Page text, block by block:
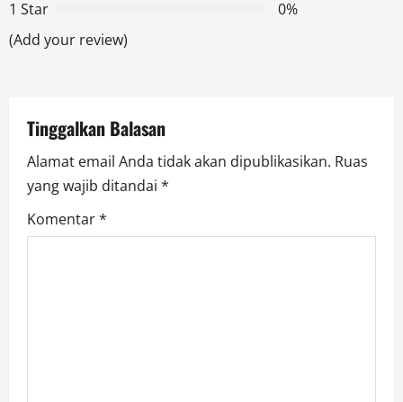
t
o
n
1 Star
0%
(Add your review)
Tinggalkan Balasan
Alamat email Anda tidak akan dipublikasikan. Ruas
yang wajib ditandai *
Komentar*